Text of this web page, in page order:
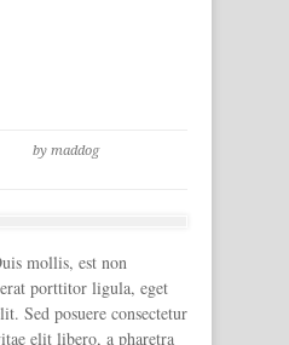
by maddog
mollis, est non
porttitor ligula, eget
Sed posuere consectetur
elit libero, a pharetra